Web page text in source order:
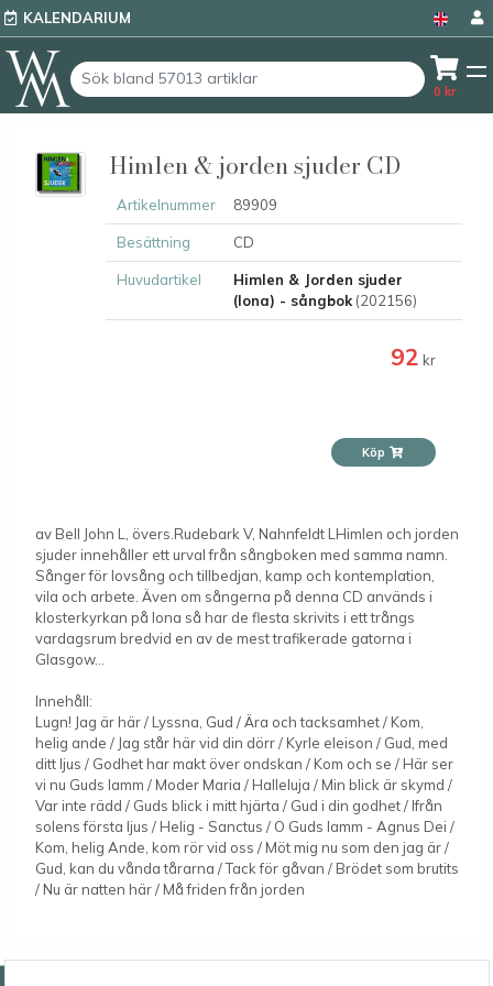
KALENDARIUM
0 kr
Himlen & jorden sjuder CD
Artikelnummer 89909
Besättning CD
Huvudartikel
Himlen & Jorden sjuder
(Iona) - sångbok(202156)
92 kr
Köp
av Bell John L, övers.Rudebark V, Nahnfeldt LHimlen och jorden
sjuder innehåller ett urval från sångboken med samma namn.
Sånger för lovsång och tillbedjan, kamp och kontemplation,
vila och arbete. Även om sångerna på denna CD används i
klosterkyrkan på Iona så har de flesta skrivits i ett trångs
vardagsrum bredvid en av de mest trafikerade gatorna i
Glasgow...
Innehåll:
Lugn! Jag är här / Lyssna, Gud / Ära och tacksamhet / Kom,
helig ande / Jag står här vid din dörr / Kyrle eleison / Gud, med
ditt ljus / Godhet har makt över ondskan / Kom och se / Här ser
vi nu Guds lamm / Moder Maria / Halleluja / Min blick är skymd /
Var inte rädd / Guds blick i mitt hjärta / Gud i din godhet / Ifrån
solens första ljus / Helig - Sanctus / O Guds lamm - Agnus Dei /
Kom, helig Ande, kom rör vid oss / Möt mig nu som den jag är /
Gud, kan du vånda tårarna / Tack för gåvan / Brödet som brutits
/ Nu är natten här / Må friden från jorden